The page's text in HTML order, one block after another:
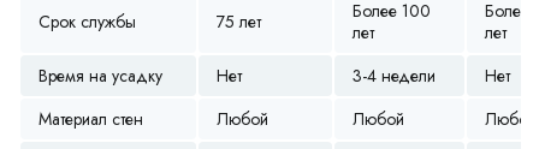
Срок службы 75 лет
Более 100
лет
Более
лет
Время на усадку
Нет 3-4 недели
Нет
Материал стен
Любой Любой
Любой